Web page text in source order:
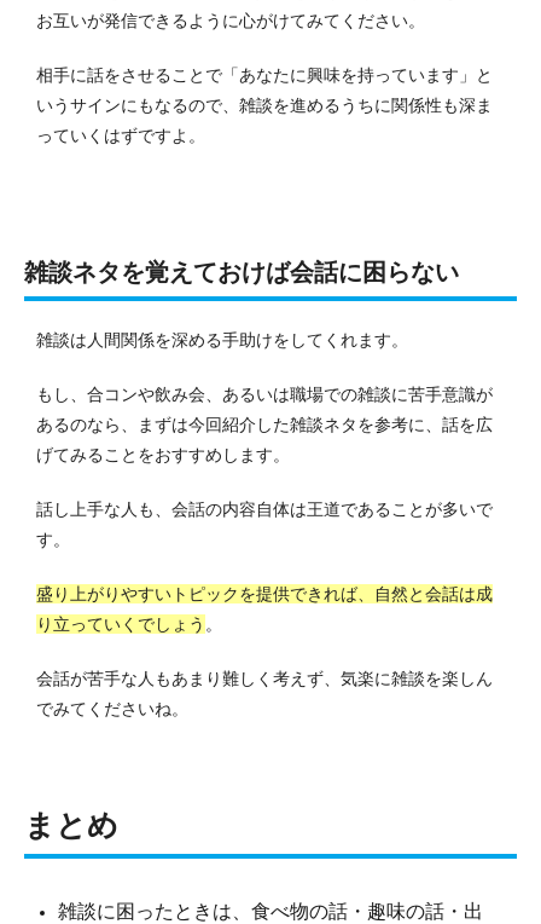
お互いが発信できるように心がけてみてください。
相手に話をさせることで「あなたに興味を持っています」と
いうサインにもなるので、雑談を進めるうちに関係性も深ま
っていくはずですよ。
雑談ネタを覚えておけば会話に困らない
雑談は人間関係を深める手助けをしてくれます。
もし、合コンや飲み会、あるいは職場での雑談に苦手意識が
あるのなら、まずは今回紹介した雑談ネタを参考に、話を広
げてみることをおすすめします。
話し上手な人も、会話の内容自体は王道であることが多いで
す。
盛り上がりやすいトピックを提供できれば、自然と会話は成
り立っていくでしょう 。
会話が苦手な人もあまり難しく考えず、気楽に雑談を楽しん
でみてくださいね。
まとめ
雑談に困ったときは、食べ物の話・趣味の話・出